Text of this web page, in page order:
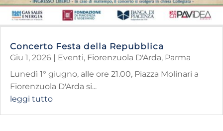
Concerto Festa della Repubblica
Giu 1, 2026 Eventi, Fiorenzuola D'Arda, Parma
Lunedì 1° giugno, alle ore 21.00, Piazza Molinari a
Fiorenzuola D'Arda si...
leggi tutto